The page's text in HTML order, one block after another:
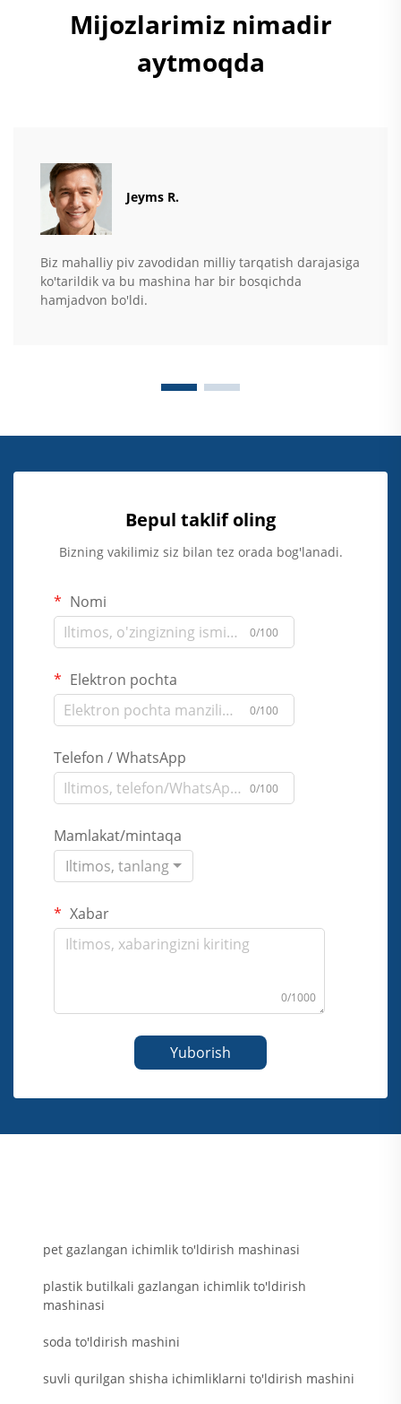
Mijozlarimiz nimadir
aytmoqda
Jeyms R.
Biz mahalliy piv zavodidan milliy tarqatish darajasiga
ko'tarildik va bu mashina har bir bosqichda
hamjadvon bo'ldi.
Bepul taklif oling
Bizning vakilimiz siz bilan tez orada bog'lanadi.
Nomi
0/100
Elektron pochta
0/100
Telefon / WhatsApp
0/100
Mamlakat/mintaqa
Iltimos, tanlang
Xabar
0/1000
Yuborish
pet gazlangan ichimlik to'ldirish mashinasi
plastik butilkali gazlangan ichimlik to'ldirish
mashinasi
soda to'ldirish mashini
suvli qurilgan shisha ichimliklarni to'ldirish mashini